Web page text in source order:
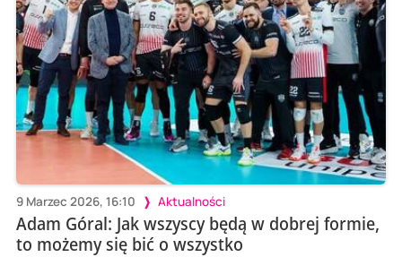
9 Marzec 2026, 16:10 Aktualności
Adam Góral: Jak wszyscy będą w dobrej formie,
to możemy się bić o wszystko